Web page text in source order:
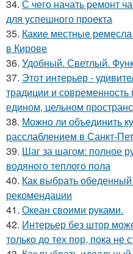
34. С чего начать ремонт
для успешного проекта
35. Какие местные
в Кирове
36. Удобный. Светлый.
37. Этот интерьер -
традиции и современность
едином, цельном
38. Можно ли объединить
расслаблением в Санкт-
39. Шаг за шагом: полное
водяного теплого пола
40. Как выбрать
рекомендации
41. Океан своими руками.
42. Интерьер без штор
только до тех пор, пока не